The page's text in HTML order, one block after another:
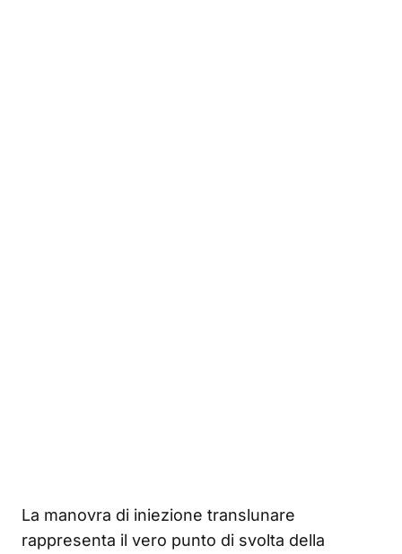
La manovra di iniezione translunare
rappresenta il vero punto di svolta della